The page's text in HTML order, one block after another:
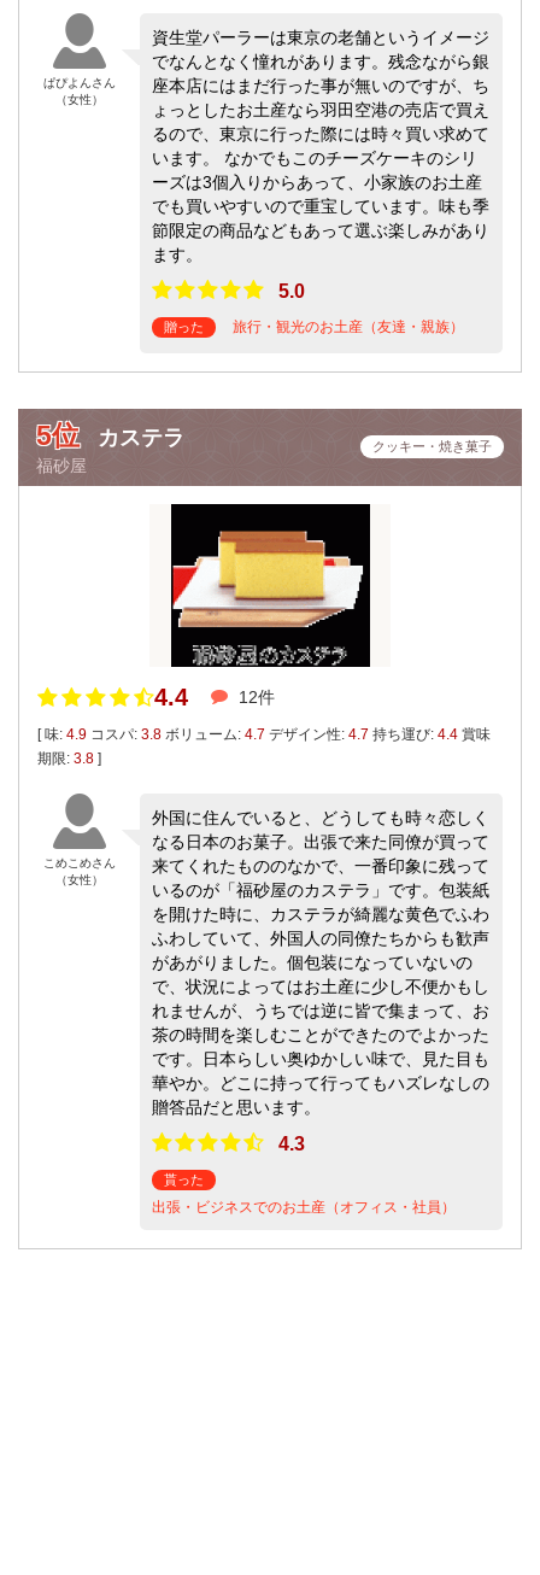
ぱぴよんさん
（女性）
資生堂パーラーは東京の老舗というイメージ
でなんとなく憧れがあります。残念ながら銀
座本店にはまだ行った事が無いのですが、ち
ょっとしたお土産なら羽田空港の売店で買え
るので、東京に行った際には時々買い求めて
います。 なかでもこのチーズケーキのシリ
ーズは3個入りからあって、小家族のお土産
でも買いやすいので重宝しています。味も季
節限定の商品などもあって選ぶ楽しみがあり
ます。
5.0
贈った 旅行・観光のお土産（友達・親族）
5位 カステラ
福砂屋
クッキー・焼き菓子
4.4 12件
[ 味: 4.9 コスパ: 3.8 ボリューム: 4.7 デザイン性: 4.7 持ち運び: 4.4 賞味
期限: 3.8 ]
こめこめさん
（女性）
外国に住んでいると、どうしても時々恋しく
なる日本のお菓子。出張で来た同僚が買って
来てくれたもののなかで、一番印象に残って
いるのが「福砂屋のカステラ」です。包装紙
を開けた時に、カステラが綺麗な黄色でふわ
ふわしていて、外国人の同僚たちからも歓声
があがりました。個包装になっていないの
で、状況によってはお土産に少し不便かもし
れませんが、うちでは逆に皆で集まって、お
茶の時間を楽しむことができたのでよかった
です。日本らしい奥ゆかしい味で、見た目も
華やか。どこに持って行ってもハズレなしの
贈答品だと思います。
4.3
貰った
出張・ビジネスでのお土産（オフィス・社員）